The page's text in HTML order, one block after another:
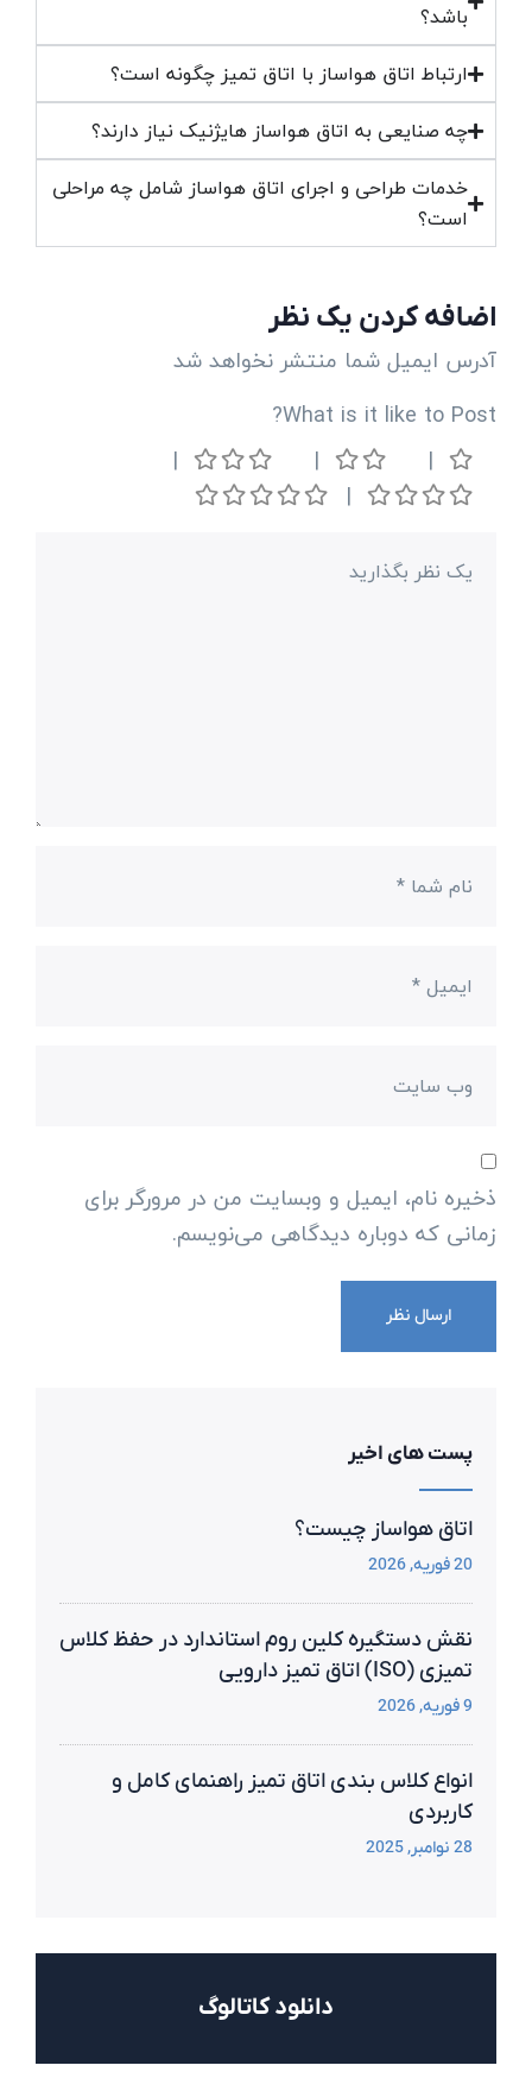
باشد؟
ارتباط اتاق هواساز با اتاق تمیز چگونه است؟
چه صنایعی به اتاق هواساز هایژنیک نیاز دارند؟
خدمات طراحی و اجرای اتاق هواساز شامل چه مراحلی
است؟
اضافه کردن یک نظر
آدرس ایمیل شما منتشر نخواهد شد
What is it like to Post?
ذخیره نام، ایمیل و وبسایت من در مرورگر برای
زمانی که دوباره دیدگاهی می‌نویسم.
پست های اخیر
اتاق هواساز چیست؟
20 فوریه, 2026
نقش دستگیره کلین روم استاندارد در حفظ کلاس
تمیزی (ISO) اتاق تمیز دارویی
9 فوریه, 2026
انواع کلاس‌ بندی اتاق تمیز راهنمای کامل و
کاربردی
28 نوامبر, 2025
دانلود کاتالوگ